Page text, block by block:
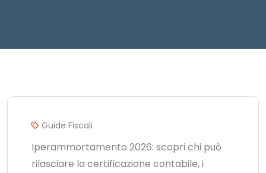
Guide Fiscali
Iperammortamento 2026: scopri chi può
rilasciare la certificazione contabile, i